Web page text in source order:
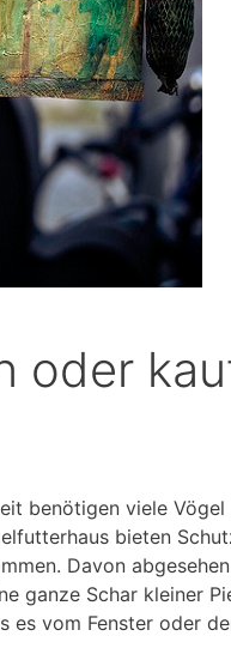
oder
benötigen viele
bieten
Davon
ganze Schar kleiner
vom Fenster oder